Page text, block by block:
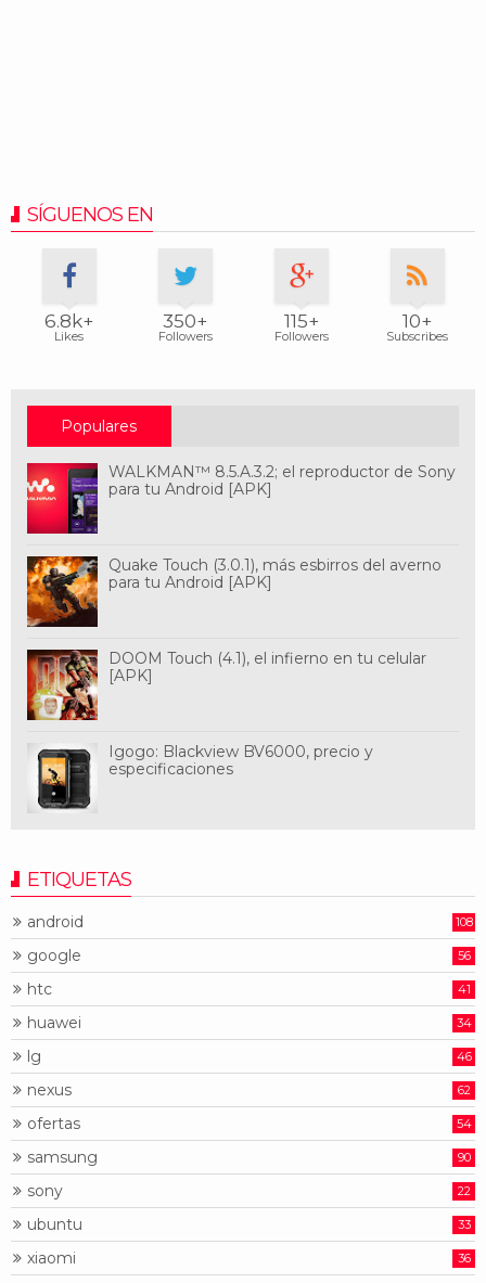
SÍGUENOS EN
6.8k+
Likes
350+
Followers
115+
Followers
10+
Subscribes
Populares
WALKMAN™ 8.5.A.3.2; el reproductor de Sony
para tu Android [APK]
Quake Touch (3.0.1), más esbirros del averno
para tu Android [APK]
DOOM Touch (4.1), el infierno en tu celular
[APK]
Igogo: Blackview BV6000, precio y
especificaciones
ETIQUETAS
android 108
google 56
htc 41
huawei 34
lg 46
nexus 62
ofertas 54
samsung 90
sony 22
ubuntu 33
xiaomi 36